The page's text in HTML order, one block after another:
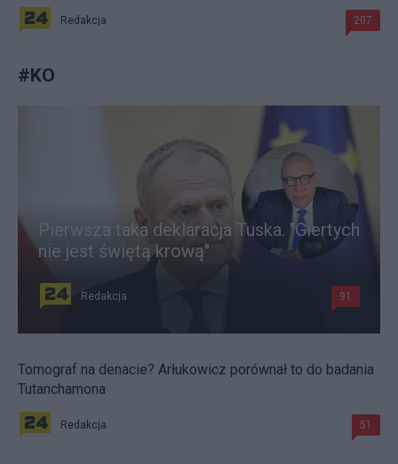
Redakcja 207
#KO
Pierwsza taka deklaracja Tuska. "Giertych
nie jest świętą krową"
Redakcja 91
Tomograf na denacie? Arłukowicz porównał to do badania
Tutanchamona
Redakcja 51